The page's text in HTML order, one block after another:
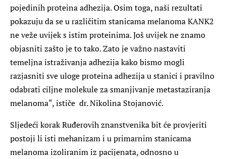
pojedinih proteina adhezija. Osim toga, naši rezultati
pokazuju da se u različitim stanicama melanoma KANK2
ne veže uvijek s istim proteinima. Još uvijek ne znamo
objasniti zašto je to tako. Zato je važno nastaviti
temeljna istraživanja adhezija kako bismo mogli
razjasniti sve uloge proteina adhezija u stanici i pravilno
odabrati ciljne molekule za smanjivanje metastaziranja
melanoma“, ističe dr.Nikolina Stojanović.
Sljedeći korak Ruđerovih znanstvenika bit će provjeriti
postoji li isti mehanizam i u primarnim stanicama
melanoma izoliranim iz pacijenata, odnosno u